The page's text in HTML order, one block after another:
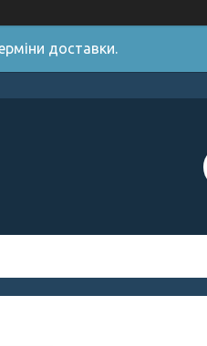
доставки.